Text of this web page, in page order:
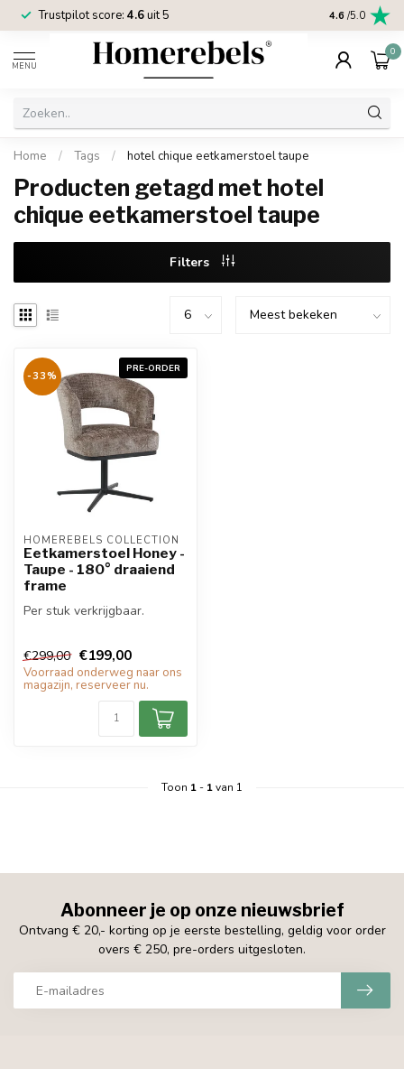
Trustpilot score: 4.6uit 5 2 jaar
4.6 /5.0
MENU
0
Home / Tags / hotel chique eetkamerstoel taupe
Producten getagd met hotel
chique eetkamerstoel taupe
Filters
PRE-ORDER
-33%
HOMEREBELS COLLECTION
Eetkamerstoel Honey -
Taupe - 180° draaiend
frame
Per stuk verkrijgbaar.
€299,00 €199,00
Voorraad onderweg naar ons
magazijn, reserveer nu.
Toon 1- 1van 1
Abonneer je op onze nieuwsbrief
Ontvang € 20,- korting op je eerste bestelling, geldig voor order
overs € 250, pre-orders uitgesloten.